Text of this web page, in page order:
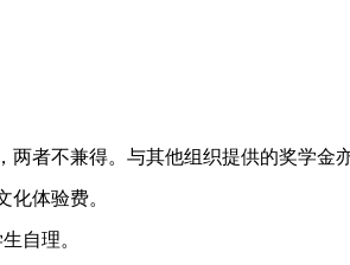
两者不兼得。与其他组织提供的奖学金
体验费。
自理。